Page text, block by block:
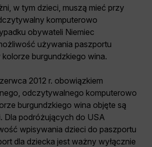
w tym dzieci, muszą mieć przy
komputerowo
obywateli Niemiec
używania paszportu
burgundzkiego wina.
2012 r. obowiązkiem
odczytywalnego komputerowo
burgundzkiego wina objęte są
Dla podróżujących do USA
wpisywania dzieci do paszportu
dla dziecka jest ważny wyłącznie